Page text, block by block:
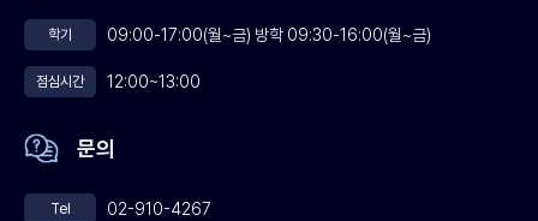
학기 09:00-17:00(월~금) 방학 09:30-16:00(월~금)
점심시간 12:00~13:00
문의
Tel 02-910-4267